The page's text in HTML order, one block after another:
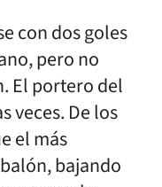
con dos goles
pero no
El portero del
veces. De los
el más
bajando